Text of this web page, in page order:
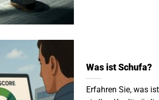
Was ist Schufa?
Erfahren Sie, was